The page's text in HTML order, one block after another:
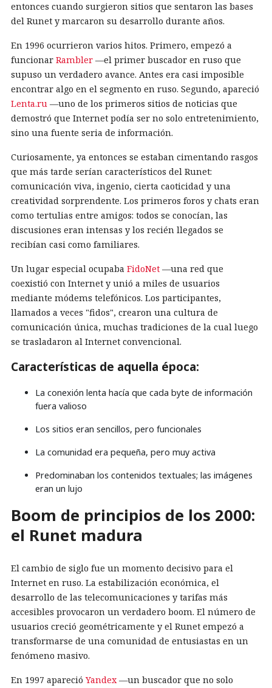
entonces cuando surgieron sitios que sentaron las bases
del Runet y marcaron su desarrollo durante años.
En 1996 ocurrieron varios hitos. Primero, empezó a
funcionar Rambler —el primer buscador en ruso que
supuso un verdadero avance. Antes era casi imposible
encontrar algo en el segmento en ruso. Segundo, apareció
Lenta.ru —uno de los primeros sitios de noticias que
demostró que Internet podía ser no solo entretenimiento,
sino una fuente seria de información.
Curiosamente, ya entonces se estaban cimentando rasgos
que más tarde serían característicos del Runet:
comunicación viva, ingenio, cierta caoticidad y una
creatividad sorprendente. Los primeros foros y chats eran
como tertulias entre amigos: todos se conocían, las
discusiones eran intensas y los recién llegados se
recibían casi como familiares.
Un lugar especial ocupaba FidoNet —una red que
coexistió con Internet y unió a miles de usuarios
mediante módems telefónicos. Los participantes,
llamados a veces "fidos", crearon una cultura de
comunicación única, muchas tradiciones de la cual luego
se trasladaron al Internet convencional.
Características de aquella época:
La conexión lenta hacía que cada byte de información
fuera valioso
Los sitios eran sencillos, pero funcionales
La comunidad era pequeña, pero muy activa
Predominaban los contenidos textuales; las imágenes
eran un lujo
Boom de principios de los 2000:
el Runet madura
El cambio de siglo fue un momento decisivo para el
Internet en ruso. La estabilización económica, el
desarrollo de las telecomunicaciones y tarifas más
accesibles provocaron un verdadero boom. El número de
usuarios creció geométricamente y el Runet empezó a
transformarse de una comunidad de entusiastas en un
fenómeno masivo.
En 1997 aparecióYandex —un buscador que no solo